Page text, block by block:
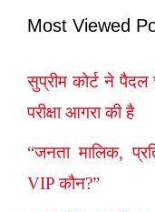
Most Viewed
सुप्रीम कोर्ट ने
परीक्षा आगरा की है
“जनता मालिक,
VIP कौन?”